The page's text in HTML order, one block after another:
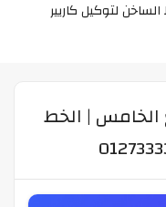
لتوكيل كاريير
الخامس | الخط